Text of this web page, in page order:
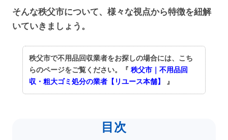
そんな秩父市について、様々な視点から特徴を紐解
いていきましょう。
秩父市で不用品回収業者をお探しの場合には、こち
らのページをご覧ください。『 秩父市｜不用品回
収・粗大ゴミ処分の業者【リユース本舗】
』